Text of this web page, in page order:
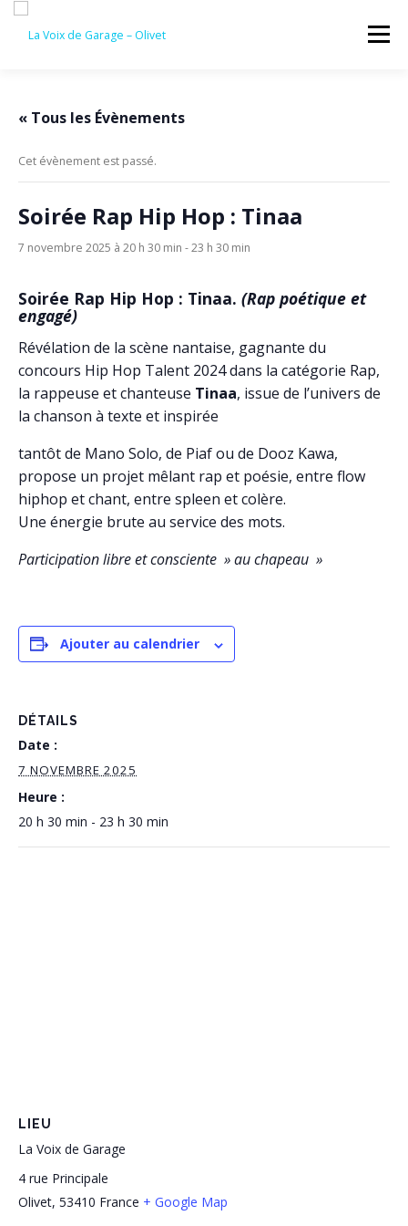
contenu
Menu
CONTACTEZ-NOUS
« Tous les Évènements
Cet évènement est passé.
Soirée Rap Hip Hop : Tinaa
7 novembre 2025 à 20 h 30 min -23 h 30 min
Soirée Rap Hip Hop : Tinaa. (Rap poétique et
engagé)
Révélation de la scène nantaise, gagnante du
concours Hip Hop Talent 2024 dans la catégorie Rap,
la rappeuse et chanteuse Tinaa, issue de l’univers de
la chanson à texte et inspirée
tantôt de Mano Solo, de Piaf ou de Dooz Kawa,
propose un projet mêlant rap et poésie, entre flow
hiphop et chant, entre spleen et colère.
Une énergie brute au service des mots.
Participation libre et consciente » au chapeau »
Ajouter au calendrier
DÉTAILS
Date :
7 NOVEMBRE 2025
Heure :
20 h 30 min - 23 h 30 min
LIEU
La Voix de Garage
4 rue Principale
Olivet, 53410 France + Google Map